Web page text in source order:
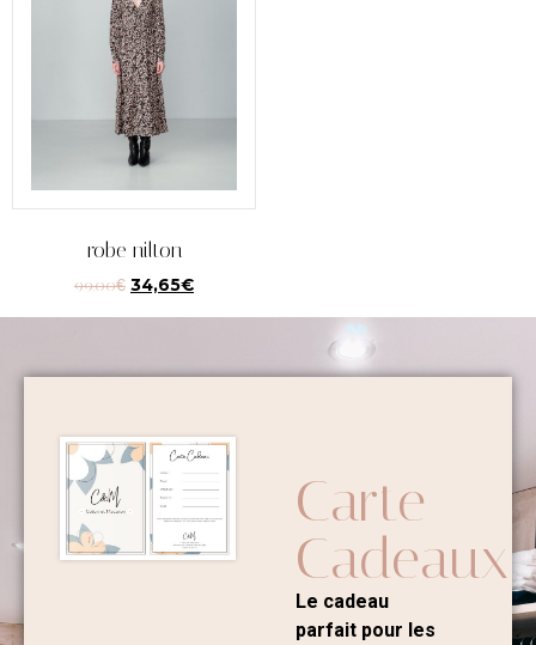
robe nilton
99,00€ 34,65€
Carte
Cadeaux
Le cadeau
parfait pour les